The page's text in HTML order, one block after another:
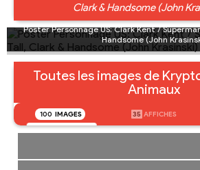
Clark & Handsome (John
Poster Personnage US: Clark Kent /
Handsome (John
Toutes les images de
Animaux
100 IMAGES 35 AFFICHES